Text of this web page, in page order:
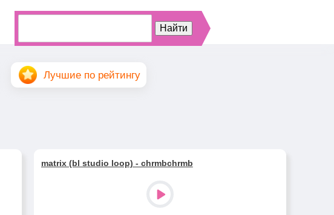
Лучшие по рейтингу
matrix (bl studio loop) - chrmbchrmb